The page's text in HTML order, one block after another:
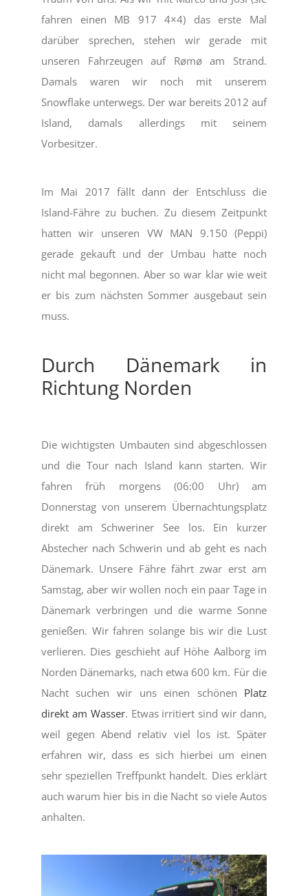
fahren einen MB 917 4×4) das erste Mal
darüber sprechen, stehen wir gerade mit
unseren Fahrzeugen auf Rømø am Strand.
Damals waren wir noch mit unserem
Snowflake unterwegs. Der war bereits 2012 auf
Island, damals allerdings mit seinem
Vorbesitzer.
Im Mai 2017 fällt dann der Entschluss die
Island-Fähre zu buchen. Zu diesem Zeitpunkt
hatten wir unseren VW MAN 9.150 (Peppi)
gerade gekauft und der Umbau hatte noch
nicht mal begonnen. Aber so war klar wie weit
er bis zum nächsten Sommer ausgebaut sein
muss.
Durch Dänemark in
Richtung Norden
Die wichtigsten Umbauten sind abgeschlossen
und die Tour nach Island kann starten. Wir
fahren früh morgens (06:00 Uhr) am
Donnerstag von unserem Übernachtungsplatz
direkt am Schweriner See los. Ein kurzer
Abstecher nach Schwerin und ab geht es nach
Dänemark. Unsere Fähre fährt zwar erst am
Samstag, aber wir wollen noch ein paar Tage in
Dänemark verbringen und die warme Sonne
genießen. Wir fahren solange bis wir die Lust
verlieren. Dies geschieht auf Höhe Aalborg im
Norden Dänemarks, nach etwa 600 km. Für die
Nacht suchen wir uns einen schönen Platz
direkt am Wasser. Etwas irritiert sind wir dann,
weil gegen Abend relativ viel los ist. Später
erfahren wir, dass es sich hierbei um einen
sehr speziellen Treffpunkt handelt. Dies erklärt
auch warum hier bis in die Nacht so viele Autos
anhalten.